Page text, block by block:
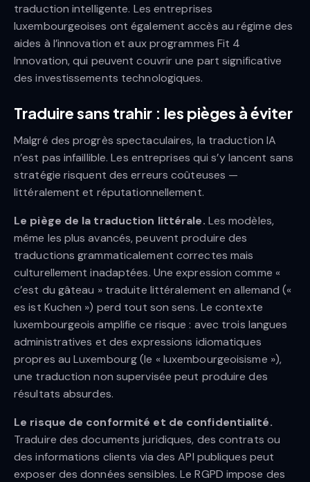
traduction intelligente. Les entreprises
luxembourgeoises ont également accès au régime des
aides à l’innovation et aux programmes Fit 4
Innovation, qui peuvent couvrir une part significative
des investissements technologiques.
Traduire sans trahir : les pièges à éviter
Malgré des progrès spectaculaires, la traduction IA
n’est pas infaillible. Les entreprises qui s’y lancent sans
stratégie risquent des erreurs coûteuses —
littéralement et réputationnellement.
Le piège de la traduction littérale. Les modèles,
même les plus avancés, peuvent produire des
traductions grammaticalement correctes mais
culturellement inadaptées. Une expression comme «
c’est du gâteau » traduite littéralement en allemand («
es ist Kuchen ») perd tout son sens. Le contexte
luxembourgeois amplifie ce risque : avec trois langues
administratives et des expressions idiomatiques
propres au Luxembourg (le « luxembourgeoisisme »),
une traduction non supervisée peut produire des
résultats absurdes.
Le risque de conformité et de confidentialité.
Traduire des documents juridiques, des contrats ou
des informations clients via des API publiques peut
exposer des données sensibles. Le RGPD impose des